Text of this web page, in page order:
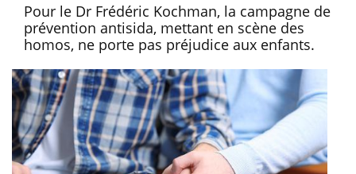
Pour le Dr Frédéric Kochman, la campagne de
prévention antisida, mettant en scène des
homos, ne porte pas préjudice aux enfants.